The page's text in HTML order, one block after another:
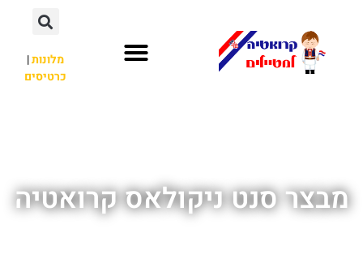
מלונות|
כרטיסים
מבצר סנט ניקולאס קרואטיה